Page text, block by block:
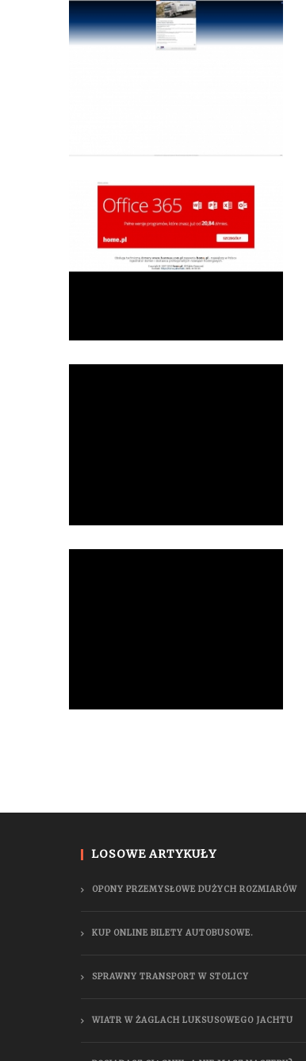
LOSOWE ARTYKUŁY
OPONY PRZEMYSŁOWE DUŻYCH ROZMIARÓW
KUP ONLINE BILETY AUTOBUSOWE.
SPRAWNY TRANSPORT W STOLICY
WIATR W ŻAGLACH LUKSUSOWEGO JACHTU